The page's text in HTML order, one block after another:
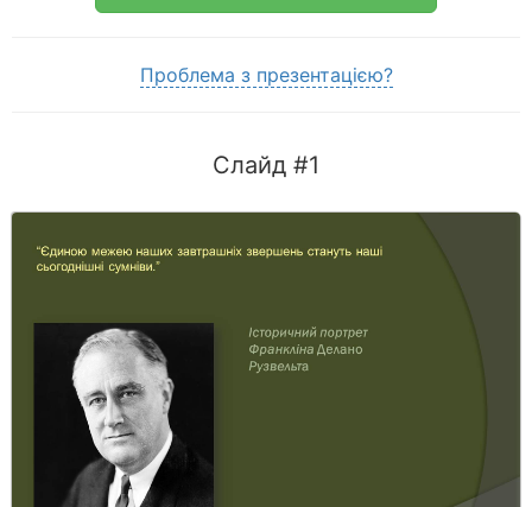
Проблема з презентацією?
Слайд #1